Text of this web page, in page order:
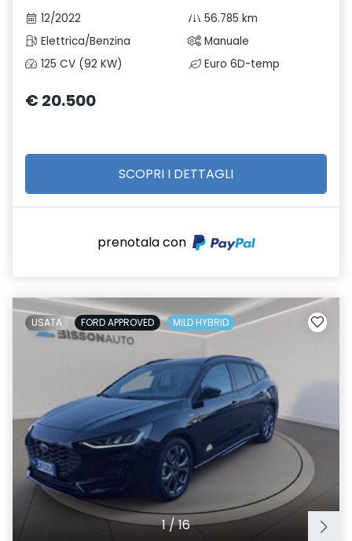
12/2022
56.785 km
Elettrica/Benzina
Manuale
125 CV (92 KW)
Euro 6D-temp
€ 20.500
SCOPRI I DETTAGLI
prenotala con
1/16
USATA FORD APPROVED MILD HYBRID